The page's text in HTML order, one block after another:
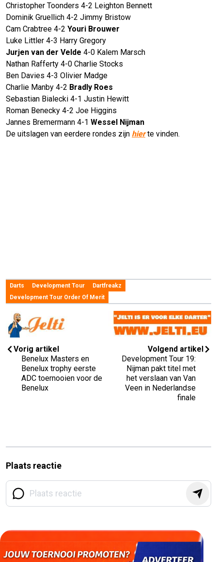
Christopher Toonders 4-2 Leighton Bennett
Dominik Gruellich 4-2 Jimmy Bristow
Cam Crabtree 4-2 Youri Brouwer
Luke Littler 4-3 Harry Gregory
Jurjen van der Velde 4-0 Kalem Marsch
Nathan Rafferty 4-0 Charlie Stocks
Ben Davies 4-3 Olivier Madge
Charlie Manby 4-2 Bradly Roes
Sebastian Bialecki 4-1 Justin Hewitt
Roman Benecky 4-2 Joe Higgins
Jannes Bremermann 4-1 Wessel Nijman
De uitslagen van eerdere rondes zijn hierte vinden.
Darts Development Tour
Dartfreakz
Development Tour Order Of Merit
Vorig artikel
Benelux Masters en
Benelux trophy eerste
ADC toernooien voor de
Benelux
Volgend artikel
Development Tour 19:
Nijman pakt titel met
het verslaan van Van
Veen in Nederlandse
finale
Plaats reactie